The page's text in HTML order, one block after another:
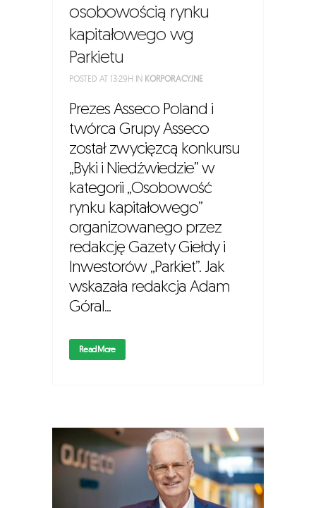
osobowością rynku
kapitałowego wg
Parkietu
POSTED AT 13:29H IN KORPORACYJNE
Prezes Asseco Poland i
twórca Grupy Asseco
został zwycięzcą konkursu
„Byki i Niedźwiedzie” w
kategorii „Osobowość
rynku kapitałowego”
organizowanego przez
redakcję Gazety Giełdy i
Inwestorów „Parkiet”. Jak
wskazała redakcja Adam
Góral...
Read More